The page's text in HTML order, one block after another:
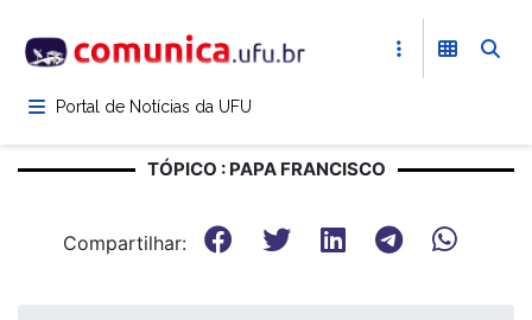
para
conteúdoPortal de Notícias da UFU
TÓPICO : PAPA FRANCISCO
Compartilhar: